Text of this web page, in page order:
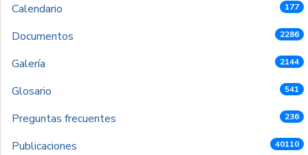
Calendario
177
Documentos 2286
Galería 2144
Glosario 541
Preguntas frecuentes 236
Publicaciones 40110